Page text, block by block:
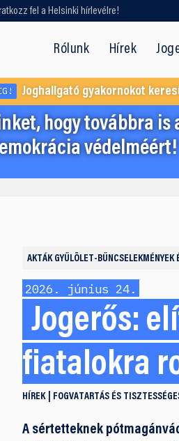
fel a Helsinki hírlevélre!
Rólunk Hírek
Használd a
Joghallgató gyakornokot
hogy továbbra
védelméért!
AKTÁK GYŰLÖLET-BŰNCSELEKMÉNYEK
2026. június 24.
Jogerős:
fiatalokra
HÍREK FOGVATARTÁS ÉS
A sértetteknek